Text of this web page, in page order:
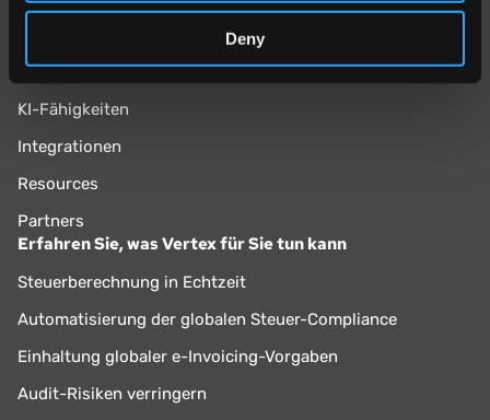
Deny
Vertex Cloud
KI-Fähigkeiten
Integrationen
Resources
Partners
Erfahren Sie, was Vertex für Sie tun kann
Steuerberechnung in Echtzeit
Automatisierung der globalen Steuer-Compliance
Einhaltung globaler e-Invoicing-Vorgaben
Audit-Risiken verringern